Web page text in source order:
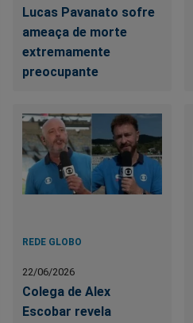
Lucas Pavanato sofre
ameaça de morte
extremamente
preocupante
REDE GLOBO
22/06/2026
Colega de Alex
Escobar revela